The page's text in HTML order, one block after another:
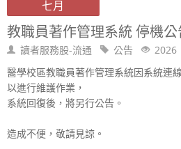
七月
教職員著作管理系統 停機公
讀者服務股-流通 公告
2026
醫學校區教職員著作管理系統因系統連
以進行維護作業，
系統回復後，將另行公告。
造成不便，敬請見諒。